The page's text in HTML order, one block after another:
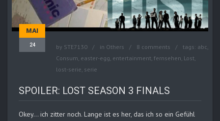
MAI
24 by STE7130 in Others 8 comments tags: abc,
Consum, easter-egg, entertainment, fernsehen, Lost,
lost-serie, serie
SPOILER: LOST SEASON 3 FINALS
Okey… ich zitter noch. Lange ist es her, das ich so ein Gefühl